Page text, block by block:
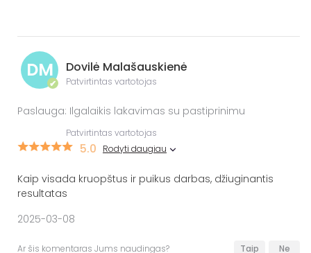
DM
✔
Dovilė Malašauskienė
Patvirtintas vartotojas
Paslauga: Ilgalaikis lakavimas su pastiprinimu
Patvirtintas vartotojas
5.0 Rodyti daugiau
Kaip visada kruopštus ir puikus darbas, džiuginantis
resultatas
2025-03-08
Ar šis komentaras Jums naudingas? Taip Ne